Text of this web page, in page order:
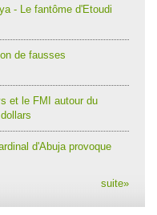
- Le fantôme d'Etoudi
de fausses
et le FMI autour du
d'Abuja provoque
suite»